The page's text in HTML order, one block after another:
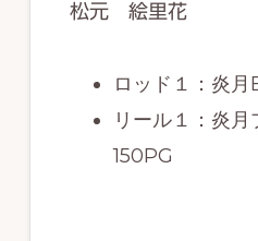
松元 絵里花
ロッド１：炎
リール１：炎
150PG